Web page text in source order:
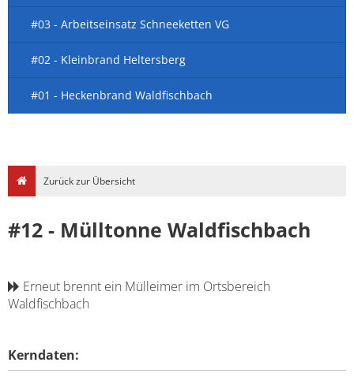
#03 - Arbeitseinsatz Schneeketten VG
#02 - Kleinbrand Heltersberg
#01 - Heckenbrand Waldfischbach
Zurück zur Übersicht
#12 - Mülltonne Waldfischbach
Erneut brennt ein Mülleimer im Ortsbereich
Waldfischbach
Kerndaten: